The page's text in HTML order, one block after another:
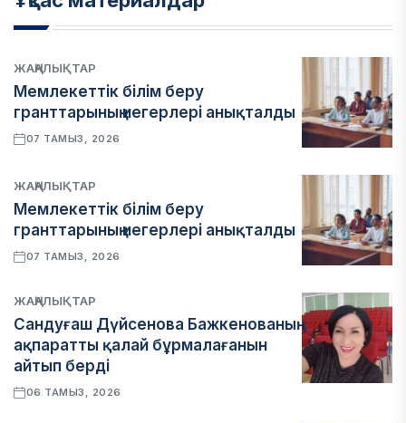
ЖАҢАЛЫҚТАР
Мемлекеттік білім беру
гранттарының иегерлері анықталды
07 ТАМЫЗ, 2026
ЖАҢАЛЫҚТАР
Мемлекеттік білім беру
гранттарының иегерлері анықталды
07 ТАМЫЗ, 2026
ЖАҢАЛЫҚТАР
Сандуғаш Дүйсенова Бажкенованың
ақпаратты қалай бұрмалағанын
айтып берді
06 ТАМЫЗ, 2026